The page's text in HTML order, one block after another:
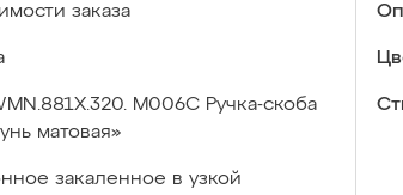
заказа
M006C Ручка-скоба
матовая»
закаленное в узкой